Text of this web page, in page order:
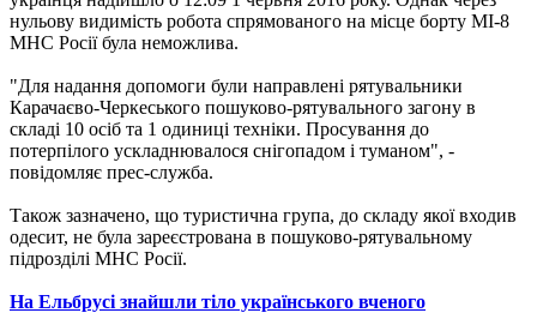
нульову видимість робота спрямованого на місце борту МІ-8
МНС Росії була неможлива.
"Для надання допомоги були направлені рятувальники
Карачаєво-Черкеського пошуково-рятувального загону в
складі 10 осіб та 1 одиниці техніки. Просування до
потерпілого ускладнювалося снігопадом і туманом", -
повідомляє прес-служба.
Також зазначено, що туристична група, до складу якої входив
одесит, не була зареєстрована в пошуково-рятувальному
підрозділі МНС Росії.
На Ельбрусі знайшли тіло українського вченого